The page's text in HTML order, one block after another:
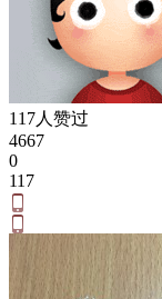
117人赞过
4667
0
117